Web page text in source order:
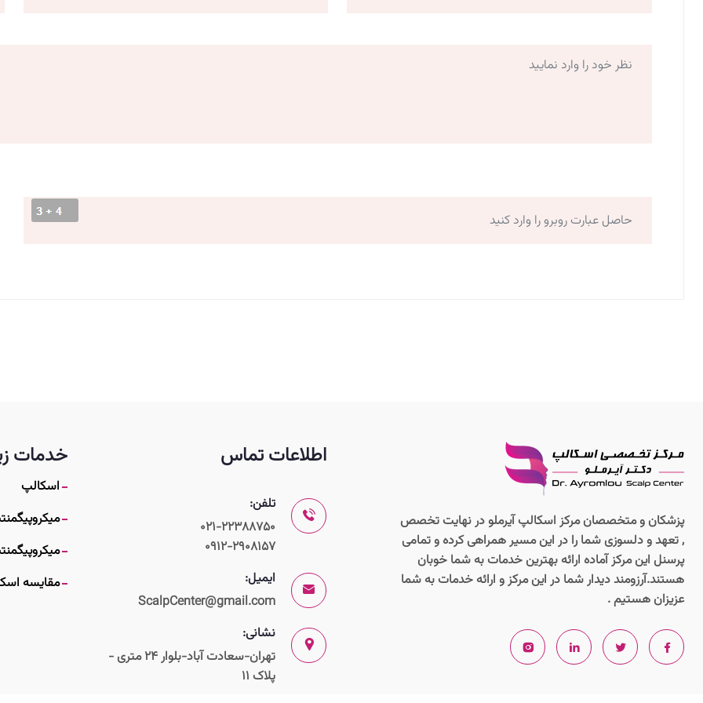
پزشکان و متخصصان مرکز اسکالپ آیرملو در نهایت تخصص
, تعهد و دلسوزی شما را در این مسیر همراهی کرده و تمامی
پرسنل این مرکز آماده ارائه بهترین خدمات به شما خوبان
هستند.آرزومند دیدار شما در این مرکز و ارائه خدمات به شما
عزیزان هستیم .
اطلاعات تماس
تلفن:
021-22388750
0912-2908157
ایمیل:
ScalpCenter@gmail.com
نشانی:
تهران-سعادت آباد-بلوار 24 متری -
پلاک 11
خدمات
اسکالپ
مقایسه